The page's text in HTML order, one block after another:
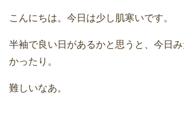
こんにちは。今日は少し肌寒いです。
半袖で良い日があるかと思うと、今日
かったり。
難しいなあ。